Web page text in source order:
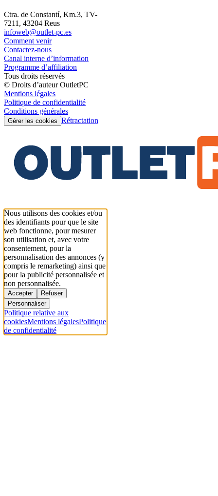
Ctra. de Constantí, Km.3, TV-
7211, 43204 Reus
infoweb@outlet-pc.es
Comment venir
Contactez-nous
Canal interne d’information
Programme d’affiliation
Tous droits réservés
© Droits d’auteur OutletPC
Mentions légales
Politique de confidentialité
Conditions générales
Gérer les cookies Rétractation
Nous utilisons des cookies et/ou
des identifiants pour que le site
web fonctionne, pour mesurer
son utilisation et, avec votre
consentement, pour la
personnalisation des annonces (y
compris le remarketing) ainsi que
pour la publicité personnalisée et
non personnalisée.
Accepter
Refuser
Personnaliser
Politique relative aux
cookiesMentions légalesPolitique
de confidentialité